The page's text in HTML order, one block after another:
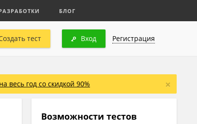
БЛОГ
тест Вход Регистрация
весь год со скидкой 90% ×
Возможности тестов